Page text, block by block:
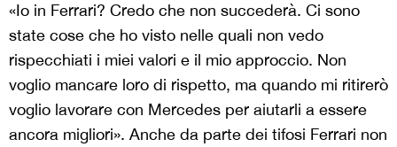
«Io in Ferrari? Credo che non succederà. Ci sono
state cose che ho visto nelle quali non vedo
rispecchiati i miei valori e il mio approccio. Non
voglio mancare loro di rispetto, ma quando mi ritirerò
voglio lavorare con Mercedes per aiutarli a essere
ancora migliori». Anche da parte dei tifosi Ferrari non